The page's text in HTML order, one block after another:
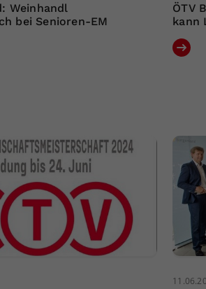
Weinhandl
bei Senioren-EM
ÖTV
kann